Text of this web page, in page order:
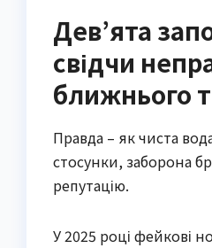
Дев’ята
свідчи
ближнього
Правда – як чиста
стосунки, заборона
репутацію.
У 2025 році фейкові